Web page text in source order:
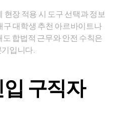
현장 적용 시 도구 선택과 정보
대학생 추천 아르바이트나
합법적 근무와 안전 수칙은
입니다.
구직자